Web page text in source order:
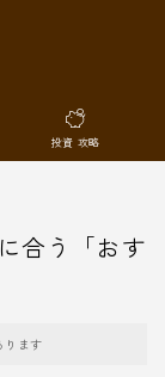
投資 攻略
合う「おす
ります